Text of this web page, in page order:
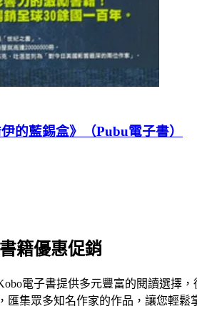
的藍錫盒》（Pubu電子書）
籍優惠促銷
電子書提供多元豐富的閱讀選擇
匯集眾多知名作家的作品，讓您輕